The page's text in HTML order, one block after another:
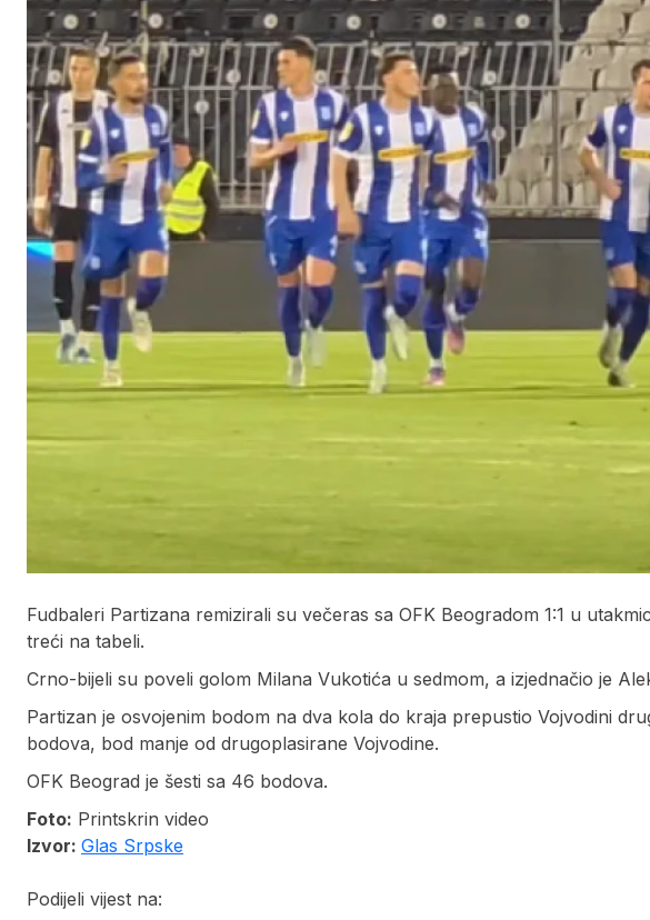
Fudbaleri Partizana remizirali su večeras sa OFK Beogradom 1:1 u
treći na tabeli.
Crno-bijeli su poveli golom Milana Vukotića u sedmom, a izjednačio je
Partizan je osvojenim bodom na dva kola do kraja prepustio Vojvodini
bodova, bod manje od drugoplasirane Vojvodine.
OFK Beograd je šesti sa 46 bodova.
Foto: Printskrin video
Izvor: Glas Srpske
Podijeli vijest na: